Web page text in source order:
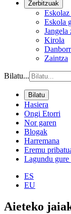
Zerbitzuak
Eskola
Jangela
Kirola
Zaintza
Bilatu...
Bilatu
Hasiera
Ongi Etorri
Nor garen
Blogak
Harremana
Eremu
Lagundu gure
ES
EU
Aieteko